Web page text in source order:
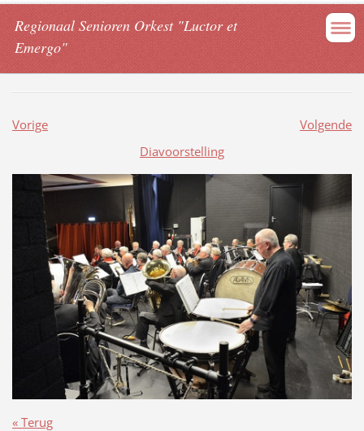
Regionaal Senioren Orkest "Luctor et
Emergo"
Vorige
Volgende
Diavoorstelling
« Terug